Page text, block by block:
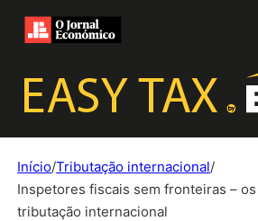
Início/Tributação internacional/
Inspetores fiscais sem fronteiras –
tributação internacional